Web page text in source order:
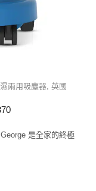
兩用吸塵器, 英國
是全家的終極